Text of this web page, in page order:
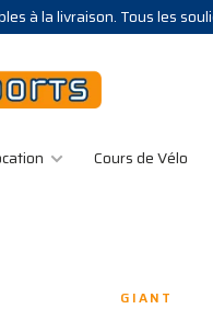
à la livraison. Tous les
Cours de Vélo
GIANT